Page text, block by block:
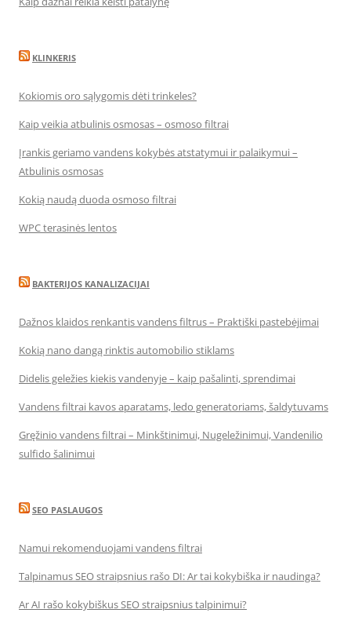
KLINKERIS
Kokiomis oro sąlygomis dėti trinkeles?
Kaip veikia atbulinis osmosas – osmoso filtrai
Įrankis geriamo vandens kokybės atstatymui ir palaikymui –
Atbulinis osmosas
Kokią naudą duoda osmoso filtrai
WPC terasinės lentos
BAKTERIJOS KANALIZACIJAI
Dažnos klaidos renkantis vandens filtrus – Praktiški pastebėjimai
Kokią nano dangą rinktis automobilio stiklams
Didelis geležies kiekis vandenyje – kaip pašalinti, sprendimai
Vandens filtrai kavos aparatams, ledo generatoriams, šaldytuvams
Gręžinio vandens filtrai – Minkštinimui, Nugeležinimui, Vandenilio
sulfido šalinimui
SEO PASLAUGOS
Namui rekomenduojami vandens filtrai
Talpinamus SEO straipsnius rašo DI: Ar tai kokybiška ir naudinga?
Ar AI rašo kokybiškus SEO straipsnius talpinimui?